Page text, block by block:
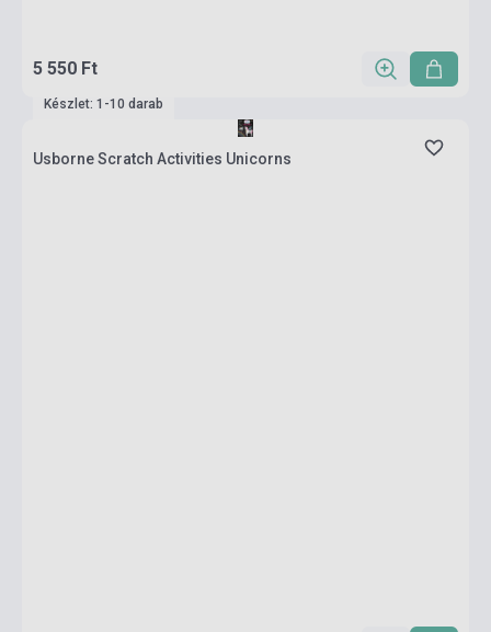
5 550 Ft
Készlet: 1-10 darab
Usborne Scratch Activities Unicorns